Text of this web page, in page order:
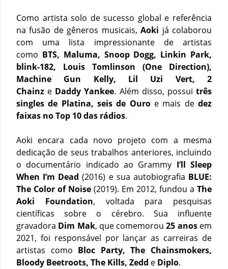
Como artista solo de sucesso global e referência
na fusão de gêneros musicais,Aoki já colaborou
com uma lista impressionante de artistas
como BTS, Maluma, Snoop Dogg, Linkin Park,
blink-182, Louis Tomlinson (One Direction),
Machine Gun Kelly, Lil Uzi Vert, 2
Chainz e Daddy Yankee. Além disso, possuitrês
singles de Platina, seis de Ouroe mais dedez
faixas no Top 10 das rádios.
Aoki encara cada novo projeto com a mesma
dedicação de seus trabalhos anteriores, incluindo
o documentário indicado ao Grammy I’ll Sleep
When I’m Dead (2016) e sua autobiografia BLUE:
The Color of Noise (2019). Em 2012, fundou a The
Aoki Foundation, voltada para pesquisas
científicas sobre o cérebro. Sua influente
gravadora Dim Mak, que comemorou25 anosem
2021, foi responsável por lançar as carreiras de
artistas como Bloc Party, The Chainsmokers,
Bloody Beetroots, The Kills, Zedd e Diplo.